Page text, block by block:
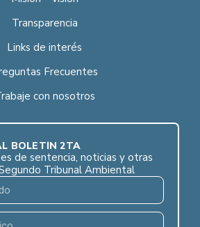
Transparencia
Links de interés
Frecuentes
con nosotros
BOLETÍN 2TA
de sentencia, noticias y otras
Tribunal Ambiental